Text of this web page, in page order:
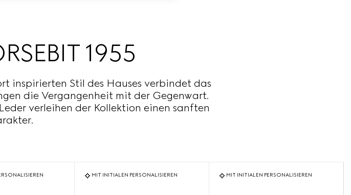
1955
inspirierten Stil des Hauses verbindet das
die Vergangenheit mit der Gegenwart.
verleihen der Kollektion einen sanften
MIT INITIALEN PERSONALISIEREN MIT INITIALEN PERSONALISIEREN